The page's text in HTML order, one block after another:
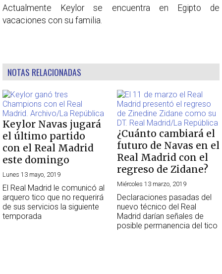
Actualmente Keylor se encuentra en Egipto de
vacaciones con su familia.
NOTAS RELACIONADAS
Keylor Navas jugará
el último partido
con el Real Madrid
este domingo
Lunes 13 mayo, 2019
El Real Madrid le comunicó al
arquero tico que no requerirá
de sus servicios la siguiente
temporada
¿Cuánto cambiará el
futuro de Navas en el
Real Madrid con el
regreso de Zidane?
Miércoles 13 marzo, 2019
Declaraciones pasadas del
nuevo técnico del Real
Madrid darían señales de
posible permanencia del tico